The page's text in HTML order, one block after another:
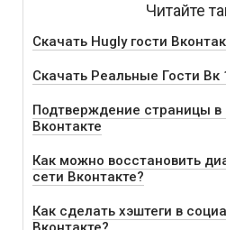
Читайте
Скачать Hugly гости
Скачать Реальные Гости Вк
Подтверждение страницы в
Вконтакте
Как можно восстановить
сети Вконтакте?
Как сделать хэштеги в